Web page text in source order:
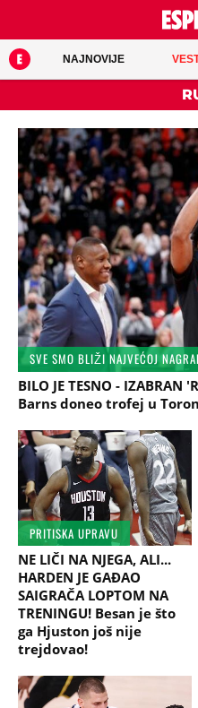
NAJNOVIJE
SVE SMO BLIŽI NAJVEĆOJ
BILO JE TESNO - IZABRAN
Barns doneo trofej u
PRITISKA UPRAVU
NE LIČI NA NJEGA, ALI...
HARDEN JE GAĐAO
SAIGRAČA LOPTOM NA
TRENINGU! Besan je što
ga Hjuston još nije
trejdovao!